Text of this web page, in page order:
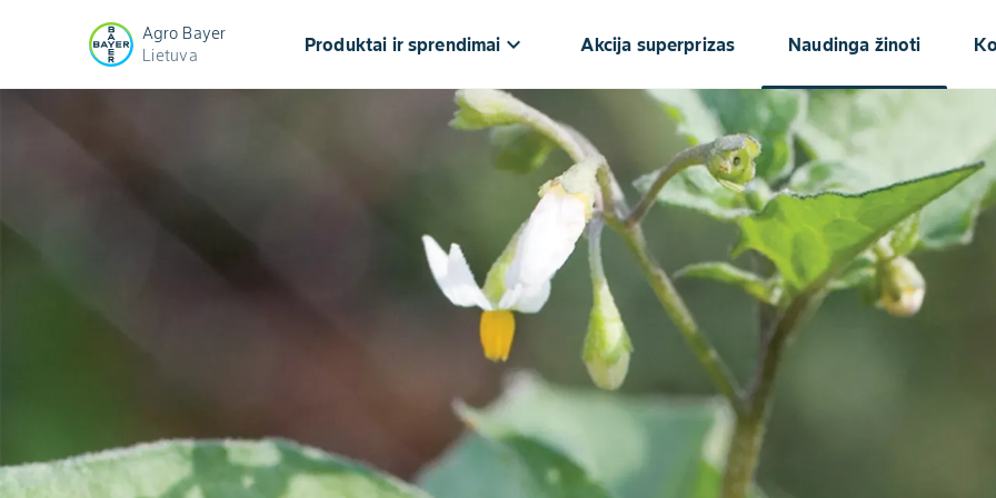
Agro Bayer
Lietuva
Produktai ir sprendimai keyboard_arrow_down Akcija superprizas Naudinga žinoti